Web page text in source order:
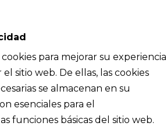
para mejorar su experiencia
sitio web. De ellas, las cookies
se almacenan en su
esenciales para el
funciones básicas del sitio web.